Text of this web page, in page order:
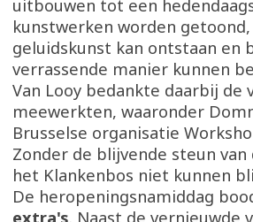
uitbouwen tot een
kunstwerken worden
geluidskunst kan ontstaan en
verrassende manier kunnen
Van Looy bedankte daarbij
meewerkten, waaronder
Brusselse organisatie
Zonder de blijvende steun
het Klankenbos niet kunnen
De heropeningsnamiddag
extra's. Naast de